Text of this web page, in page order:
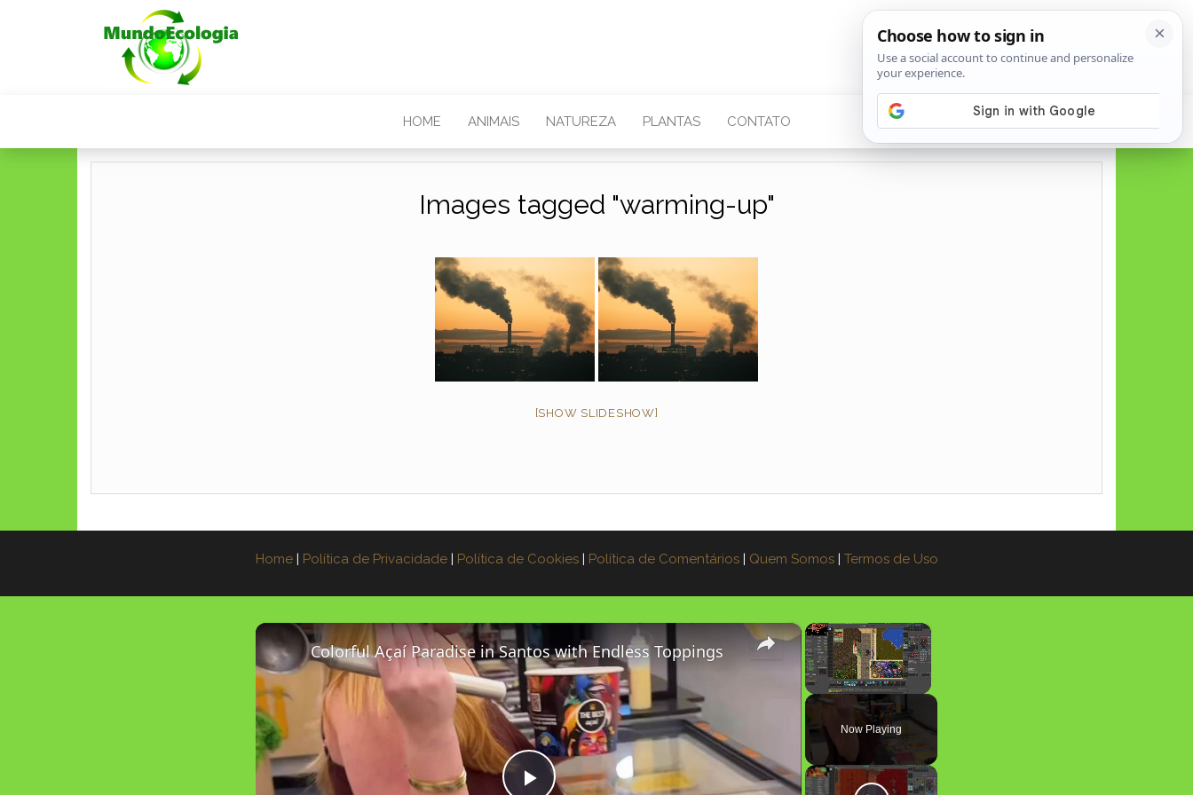
HOME ANIMAIS NATUREZA PLANTAS CONTATO
Images tagged "warming-up"
[SHOW SLIDESHOW]
Home | Política de Privacidade | Política de Cookies | Política de Comentários | Quem Somos | Termos de Uso
×
Unmute
Now Playing
×
Colorful Açaí Paradise in Santos with Endless Toppings